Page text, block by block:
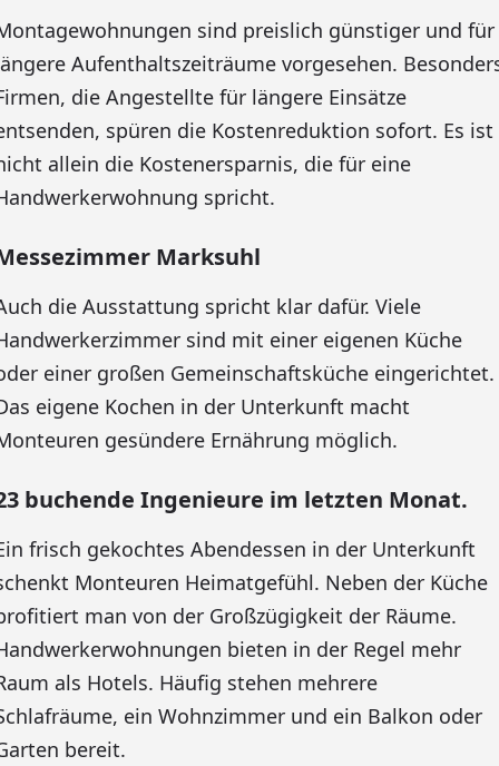
sind preislich günstiger und für
Aufenthaltszeiträume vorgesehen.
die Angestellte für längere Einsätze
spüren die Kostenreduktion sofort. Es ist
allein die Kostenersparnis, die für eine
spricht.
Marksuhl
die Ausstattung spricht klar dafür. Viele
sind mit einer eigenen Küche
einer großen Gemeinschaftsküche eingerichtet.
eigene Kochen in der Unterkunft macht
gesündere Ernährung möglich.
buchende Ingenieure im letzten Monat.
frisch gekochtes Abendessen in der Unterkunft
Monteuren Heimatgefühl. Neben der Küche
man von der Großzügigkeit der Räume.
bieten in der Regel mehr
als Hotels. Häufig stehen mehrere
ein Wohnzimmer und ein Balkon oder
bereit.